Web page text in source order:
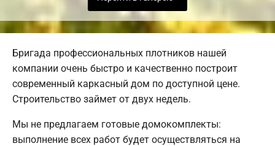
Бригада профессиональных плотников нашей
компании очень быстро и качественно построит
современный каркасный дом по доступной цене.
Строительство займет от двух недель.
Мы не предлагаем готовые домокомплекты:
выполнение всех работ будет осуществляться на